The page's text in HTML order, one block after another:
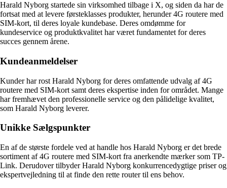
Harald Nyborg startede sin virksomhed tilbage i X, og siden da har de
fortsat med at levere førsteklasses produkter, herunder 4G routere med
SIM-kort, til deres loyale kundebase. Deres omdømme for
kundeservice og produktkvalitet har været fundamentet for deres
succes gennem årene.
Kundeanmeldelser
Kunder har rost Harald Nyborg for deres omfattende udvalg af 4G
routere med SIM-kort samt deres ekspertise inden for området. Mange
har fremhævet den professionelle service og den pålidelige kvalitet,
som Harald Nyborg leverer.
Unikke Sælgspunkter
En af de største fordele ved at handle hos Harald Nyborg er det brede
sortiment af 4G routere med SIM-kort fra anerkendte mærker som TP-
Link. Derudover tilbyder Harald Nyborg konkurrencedygtige priser og
ekspertvejledning til at finde den rette router til ens behov.